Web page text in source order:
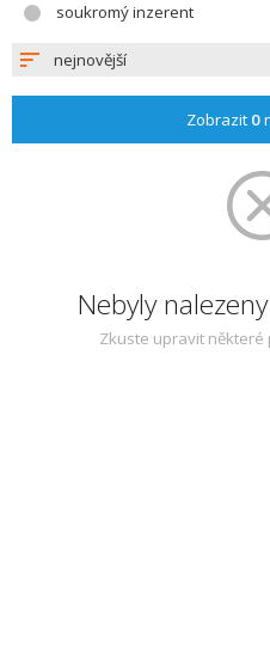
soukromý inzerent
nejnovější
Zobrazit 0
Nebyly
Zkuste upravit